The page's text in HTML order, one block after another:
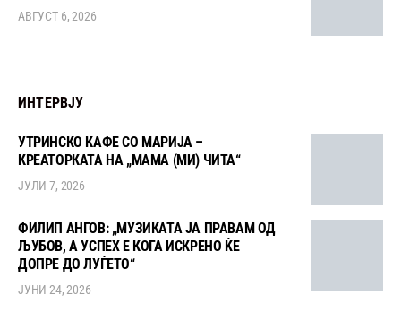
АВГУСТ 6, 2026
ИНТЕРВЈУ
УТРИНСКО КАФЕ СО МАРИЈА –
КРЕАТОРКАТА НА „МАМА (МИ) ЧИТА“
ЈУЛИ 7, 2026
ФИЛИП АНГОВ: „МУЗИКАТА ЈА ПРАВАМ ОД
ЉУБОВ, А УСПЕХ Е КОГА ИСКРЕНО ЌЕ
ДОПРЕ ДО ЛУЃЕТО“
ЈУНИ 24, 2026